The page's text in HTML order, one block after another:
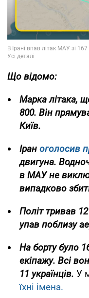
Що відомо:
Марка літака,
800. Він
Київ.
Іран оголосив
двигуна.
в МАУ не
випадково
Політ тривав
упав поблизу
На борту було
екіпажу. Всі
11 українців. У
їхні імена.